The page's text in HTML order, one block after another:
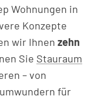
Wohnungen in
Konzepte
wir Ihnen zehn
Sie Stauraum
– von
für